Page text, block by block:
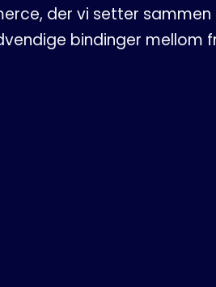
der vi setter sammen
bindinger mellom